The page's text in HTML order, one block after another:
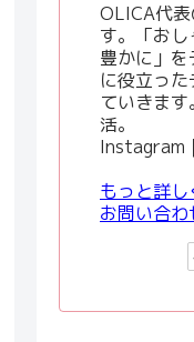
OLICA代
す。「お
豊かに」
に役立っ
ていきま
活。
Instagram
もっと詳
お問い合